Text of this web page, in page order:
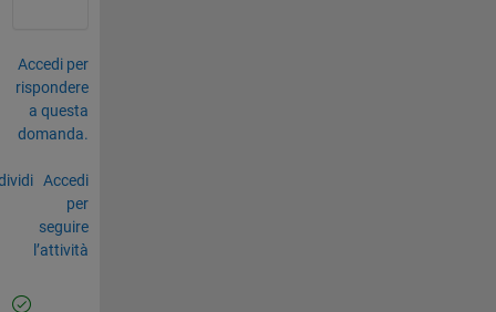
Accedi per
rispondere
a questa
domanda.
Accedi
per
seguire
l’attività